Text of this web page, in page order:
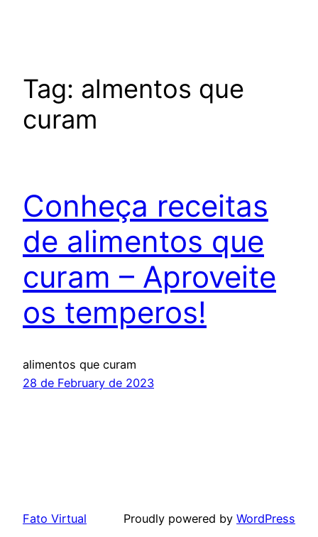
Tag: almentos que
curam
Conheça receitas
de alimentos que
curam – Aproveite
os temperos!
alimentos que curam
28 de February de 2023
Fato Virtual Proudly powered by WordPress